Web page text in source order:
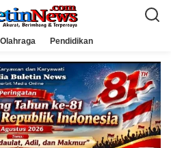
Olahraga Pendidikan